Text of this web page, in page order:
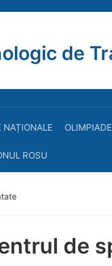
de
NAȚIONALE
ROSU
de